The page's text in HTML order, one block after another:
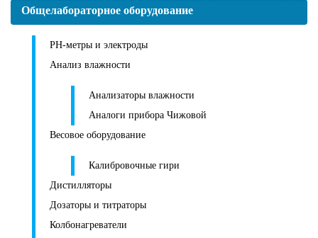
Общелабораторное оборудование
PH-метры и электроды
Анализ влажности
Анализаторы влажности
Аналоги прибора Чижовой
Весовое оборудование
Калибровочные гири
Дистилляторы
Дозаторы и титраторы
Колбонагреватели